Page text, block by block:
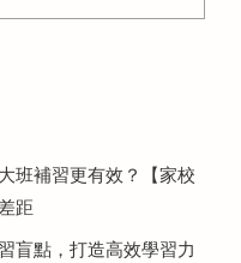
班補習更有效？【家校
距
盲點，打造高效學習力